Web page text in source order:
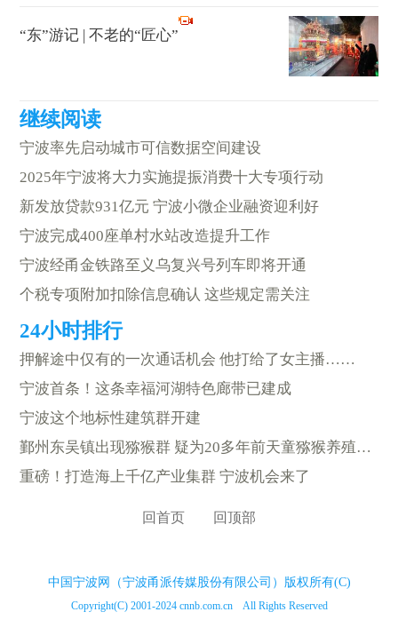
“东”游记 | 不老的“匠心”
宁波率先启动城市可信数据空间建设
2025年宁波将大力实施提振消费十大专项行动
新发放贷款931亿元 宁波小微企业融资迎利好
宁波完成400座单村水站改造提升工作
宁波经甬金铁路至义乌复兴号列车即将开通
个税专项附加扣除信息确认 这些规定需关注
押解途中仅有的一次通话机会 他打给了女主播……
宁波首条！这条幸福河湖特色廊带已建成
宁波这个地标性建筑群开建
鄞州东吴镇出现猕猴群 疑为20多年前天童猕猴养殖场逃逸猕猴后代
重磅！打造海上千亿产业集群 宁波机会来了
回首页 回顶部
中国宁波网（宁波甬派传媒股份有限公司）版权所有(C)
Copyright(C) 2001-2024 cnnb.com.cn All Rights Reserved